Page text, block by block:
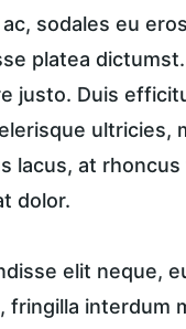
sodales eu
platea
justo. Duis
ultricies,
lacus, at
dolor.
elit neque,
fringilla interdum